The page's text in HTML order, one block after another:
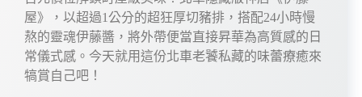
屋》，以超過1公分的超狂厚切豬排，搭配24小時慢
熬的靈魂伊藤醬，將外帶便當直接昇華為高質感的日
常儀式感。今天就用這份北車老饕私藏的味蕾療癒來
犒賞自己吧！